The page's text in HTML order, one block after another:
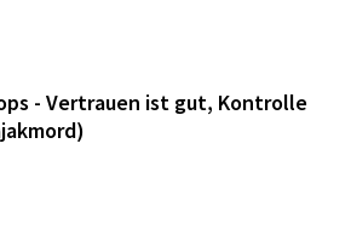
- Vertrauen ist gut, Kontrolle